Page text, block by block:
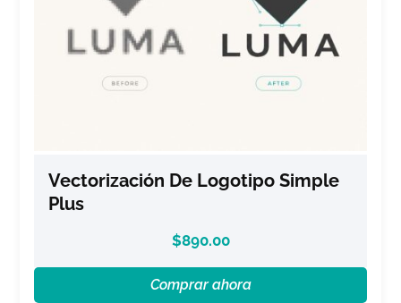
Vectorización De Logotipo Simple
Plus
$890.00
Comprar ahora